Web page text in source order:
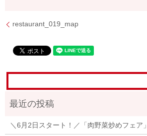
restaurant_019_map
＼6月2日スタート！／「肉野菜炒めフェア